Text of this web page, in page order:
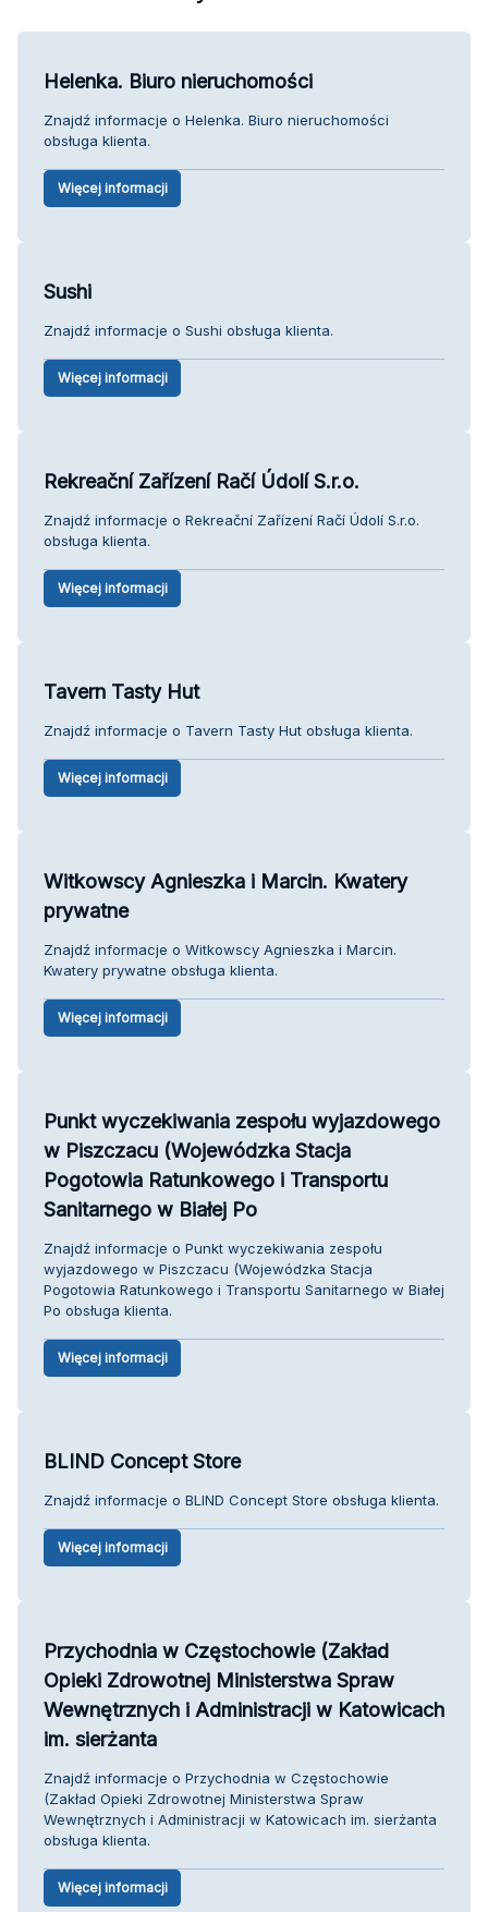
Helenka. Biuro nieruchomości
Znajdź informacje o Helenka. Biuro nieruchomości
obsługa klienta.
Więcej informacji
Sushi
Znajdź informacje o Sushi obsługa klienta.
Więcej informacji
Rekreační Zařízení Račí Údolí S.r.o.
Znajdź informacje o Rekreační Zařízení Račí Údolí S.r.o.
obsługa klienta.
Więcej informacji
Tavern Tasty Hut
Znajdź informacje o Tavern Tasty Hut obsługa klienta.
Więcej informacji
Witkowscy Agnieszka i Marcin. Kwatery
prywatne
Znajdź informacje o Witkowscy Agnieszka i Marcin.
Kwatery prywatne obsługa klienta.
Więcej informacji
Punkt wyczekiwania zespołu wyjazdowego
w Piszczacu (Wojewódzka Stacja
Pogotowia Ratunkowego i Transportu
Sanitarnego w Białej Po
Znajdź informacje o Punkt wyczekiwania zespołu
wyjazdowego w Piszczacu (Wojewódzka Stacja
Pogotowia Ratunkowego i Transportu Sanitarnego w Białej
Po obsługa klienta.
Więcej informacji
BLIND Concept Store
Znajdź informacje o BLIND Concept Store obsługa klienta.
Więcej informacji
Przychodnia w Częstochowie (Zakład
Opieki Zdrowotnej Ministerstwa Spraw
Wewnętrznych i Administracji w Katowicach
im. sierżanta
Znajdź informacje o Przychodnia w Częstochowie
(Zakład Opieki Zdrowotnej Ministerstwa Spraw
Wewnętrznych i Administracji w Katowicach im. sierżanta
obsługa klienta.
Więcej informacji